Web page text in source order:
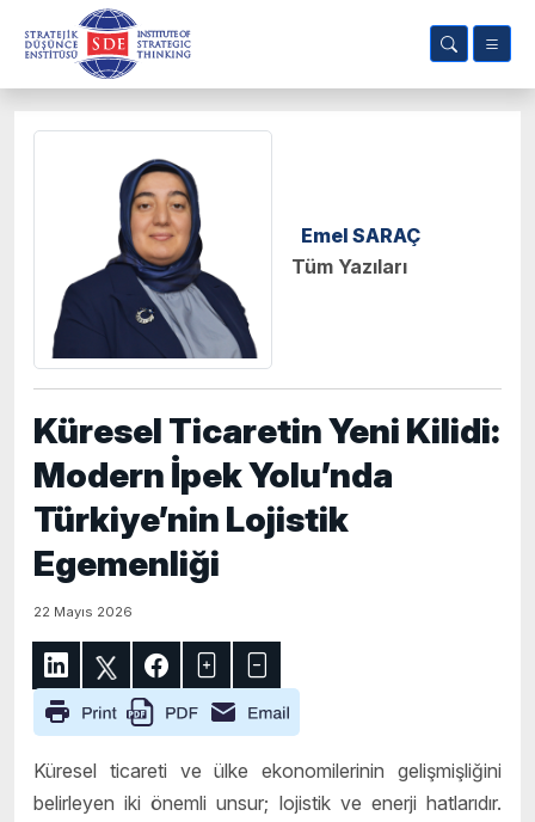
Emel SARAÇ
Tüm Yazıları
Küresel Ticaretin Yeni Kilidi:
Modern İpek Yolu’nda
Türkiye’nin Lojistik
Egemenliği
22 Mayıs 2026
Küresel ticareti ve ülke ekonomilerinin gelişmişliğini
belirleyen iki önemli unsur; lojistik ve enerji hatlarıdır.